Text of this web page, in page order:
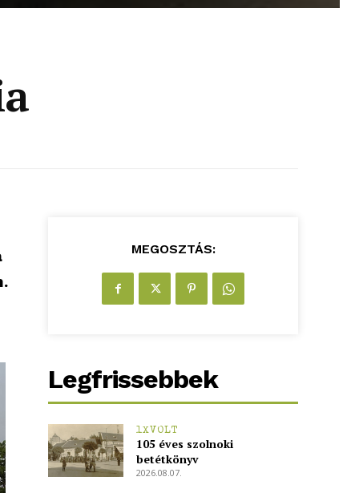
MEGOSZTÁS:
Legfrissebbek
1XVOLT
105 éves szolnoki
betétkönyv
2026.08.07.